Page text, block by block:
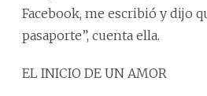
Facebook, me escribió y dijo
pasaporte”, cuenta ella.
EL INICIO DE UN AMOR